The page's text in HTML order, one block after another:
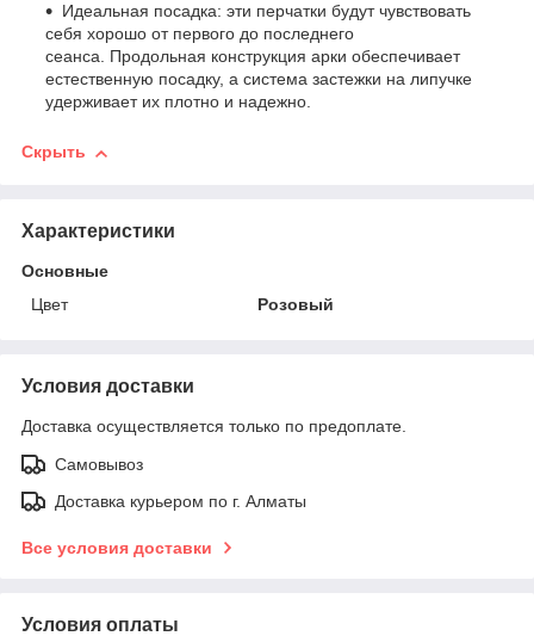
Идеальная посадка: эти перчатки будут чувствовать
себя хорошо от первого до последнего
сеанса. Продольная конструкция арки обеспечивает
естественную посадку, а система застежки на липучке
удерживает их плотно и надежно.
Скрыть
Характеристики
Основные
Цвет
Розовый
Условия доставки
Доставка осуществляется только по предоплате.
Самовывоз
Доставка курьером по г. Алматы
Все условия доставки
Условия оплаты